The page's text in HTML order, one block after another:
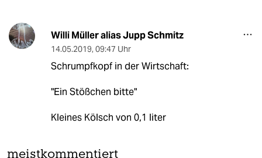
Willi Müller alias Jupp Schmitz
14.05.2019, 09:47 Uhr
Schrumpfkopf in der Wirtschaft:
"Ein Stößchen bitte"
Kleines Kölsch von 0,1 liter
meistkommentiert